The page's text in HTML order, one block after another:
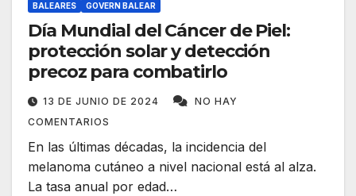
BALEARES GOVERN BALEAR
Día Mundial del Cáncer de Piel:
protección solar y detección
precoz para combatirlo
13 DE JUNIO DE 2024
NO HAY
COMENTARIOS
En las últimas décadas, la incidencia del
melanoma cutáneo a nivel nacional está al alza.
La tasa anual por edad…